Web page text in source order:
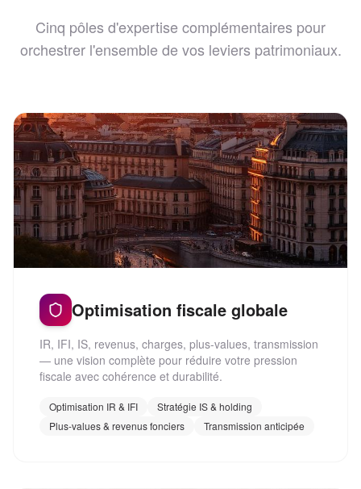
Cinq pôles d'expertise complémentaires pour
orchestrer l'ensemble de vos leviers patrimoniaux.
Optimisation fiscale globale
IR, IFI, IS, revenus, charges, plus-values, transmission
— une vision complète pour réduire votre pression
fiscale avec cohérence et durabilité.
Optimisation IR & IFI
Stratégie IS & holding
Plus-values & revenus fonciers
Transmission anticipée